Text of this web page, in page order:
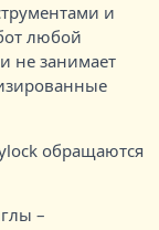
и
любой
не занимает
обращаются
–